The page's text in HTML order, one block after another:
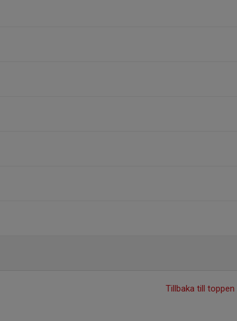
Tillbaka till toppen